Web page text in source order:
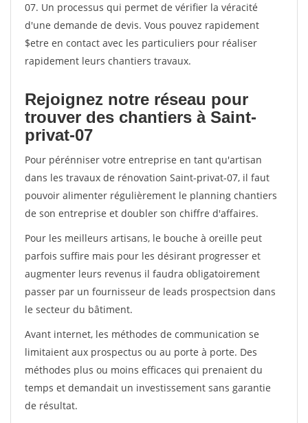
07. Un processus qui permet de vérifier la véracité
d'une demande de devis. Vous pouvez rapidement
$etre en contact avec les particuliers pour réaliser
rapidement leurs chantiers travaux.
Rejoignez notre réseau pour
trouver des chantiers à Saint-
privat-07
Pour pérénniser votre entreprise en tant qu'artisan
dans les travaux de rénovation Saint-privat-07, il faut
pouvoir alimenter régulièrement le planning chantiers
de son entreprise et doubler son chiffre d'affaires.
Pour les meilleurs artisans, le bouche à oreille peut
parfois suffire mais pour les désirant progresser et
augmenter leurs revenus il faudra obligatoirement
passer par un fournisseur de leads prospectsion dans
le secteur du bâtiment.
Avant internet, les méthodes de communication se
limitaient aux prospectus ou au porte à porte. Des
méthodes plus ou moins efficaces qui prenaient du
temps et demandait un investissement sans garantie
de résultat.